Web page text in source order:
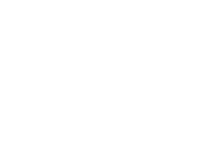
Social